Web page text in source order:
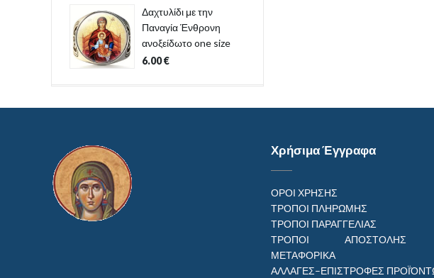
Δαχτυλίδι με την
Παναγία Ένθρονη
ανοξείδωτο one size
6.00€
Χρήσιμα Έγγραφα
ΟΡΟΙ ΧΡΗΣΗΣ
ΤΡΟΠΟΙ ΠΛΗΡΩΜΗΣ
ΤΡΟΠΟΙ ΠΑΡΑΓΓΕΛΙΑΣ
ΤΡΟΠΟΙ ΑΠΟΣΤΟΛΗΣ
ΜΕΤΑΦΟΡΙΚΑ
ΑΛΛΑΓΕΣ–ΕΠΙΣΤΡΟΦΕΣ